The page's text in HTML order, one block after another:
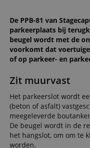
De PPB-81 van
parkeerplaats bij
beugel wordt met de
voorkomt dat
of op parkeer- en
Zit muurvast
Het parkeerslot wordt
(beton of asfalt)
meegeleverde
De beugel wordt in de
het hangslot, om om te
worden.